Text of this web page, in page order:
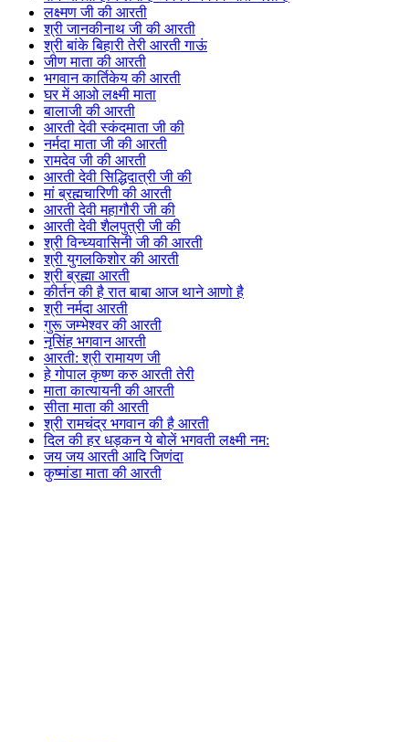
लक्ष्मण जी की आरती
श्री जानकीनाथ जी की आरती
श्री बांके बिहारी तेरी आरती गाऊं
जीण माता की आरती
भगवान कार्तिकेय की आरती
घर में आओ लक्ष्मी माता
बालाजी की आरती
आरती देवी स्कंदमाता जी की
नर्मदा माता जी की आरती
रामदेव जी की आरती
आरती देवी सिद्धिदात्री जी की
मां ब्रह्मचारिणी की आरती
आरती देवी महागौरी जी की
आरती देवी शैलपुत्री जी की
श्री विन्ध्यवासिनी जी की आरती
श्री युगलकिशोर की आरती
श्री ब्रह्मा आरती
कीर्तन की है रात बाबा आज थाने आणो है
श्री नर्मदा आरती
गुरू जम्भेश्वर की आरती
नृसिंह भगवान आरती
आरती: श्री रामायण जी
हे गोपाल कृष्ण करु आरती तेरी
माता कात्यायनी की आरती
सीता माता की आरती
श्री रामचंद्र भगवान की है आरती
दिल की हर धड़कन ये बोलें भगवती लक्ष्मी नम:
जय जय आरती आदि जिणंदा
कुष्मांडा माता की आरती